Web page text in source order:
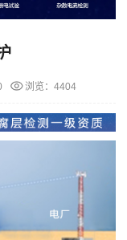
浏览：4404